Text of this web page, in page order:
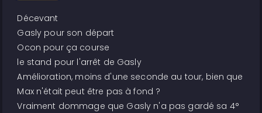
Décevant
Gasly pour son départ
Ocon pour ça course
le stand pour l'arrêt de Gasly
Amélioration, moins d'une seconde au tour, bien que
Max n'était peut être pas à fond ?
Vraiment dommage que Gasly n'a pas gardé sa 4°